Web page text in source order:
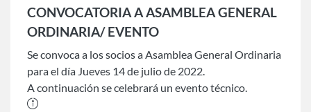
CONVOCATORIA A ASAMBLEA GENERAL
ORDINARIA/ EVENTO
Se convoca a los socios a Asamblea General Ordinaria
para el día Jueves 14 de julio de 2022.
A continuación se celebrará un evento técnico.